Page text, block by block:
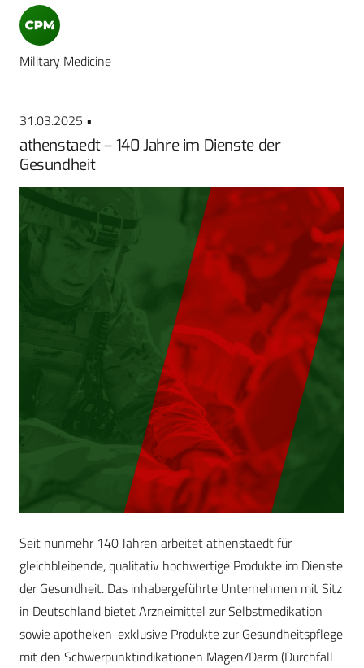
Military Medicine
31.03.2025 •
athenstaedt – 140 Jahre im Dienste der
Gesundheit
Seit nunmehr 140 Jahren arbeitet athenstaedt für
gleichbleibende, qualitativ hochwertige Produkte im Dienste
der Gesundheit. Das inhabergeführte Unternehmen mit Sitz
in Deutschland bietet Arzneimittel zur Selbstmedikation
sowie apotheken-exklusive Produkte zur Gesundheitspflege
mit den Schwerpunktindikationen Magen/Darm (Durchfall